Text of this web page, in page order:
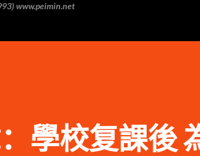
www.peimin.net
學校复課後